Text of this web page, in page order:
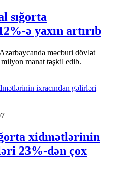
sığorta
ə yaxın artırıb
məcburi dövlət
milyon manat təşkil edib.
xidmətlərinin
23%-dən çox